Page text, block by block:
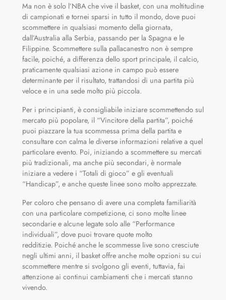
Ma non è solo l’NBA che vive il basket, con una moltitudine
di campionati e tornei sparsi in tutto il mondo, dove puoi
scommettere in qualsiasi momento della giornata,
dall’Australia alla Serbia, passando per la Spagna e le
Filippine. Scommettere sulla pallacanestro non è sempre
facile, poiché, a differenza dello sport principale, il calcio,
praticamente qualsiasi azione in campo può essere
determinante per il risultato, trattandosi di una partita più
veloce e in una sede molto più piccola.
Per i principianti, è consigliabile iniziare scommettendo sul
mercato più popolare, il “Vincitore della partita”, poiché
puoi piazzare la tua scommessa prima della partita e
consultare con calma le diverse informazioni relative a quel
particolare evento. Poi, iniziando a scommettere su mercati
più tradizionali, ma anche più secondari, è normale
iniziare a vedere i “Totali di gioco” e gli eventuali
“Handicap”, e anche queste linee sono molto apprezzate.
Per coloro che pensano di avere una completa familiarità
con una particolare competizione, ci sono molte linee
secondarie e alcune legate solo alle “Performance
individuali”, dove puoi trovare quote molto
redditizie. Poiché anche le scommesse live sono cresciute
negli ultimi anni, il basket offre anche molte opzioni su cui
scommettere mentre si svolgono gli eventi, tuttavia, fai
attenzione ai continui cambiamenti che i mercati stanno
vivendo.